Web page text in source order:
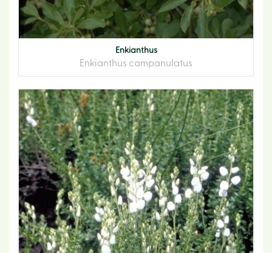
Enkianthus
Enkianthus campanulatus